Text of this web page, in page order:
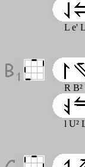
L e'
R
l U²